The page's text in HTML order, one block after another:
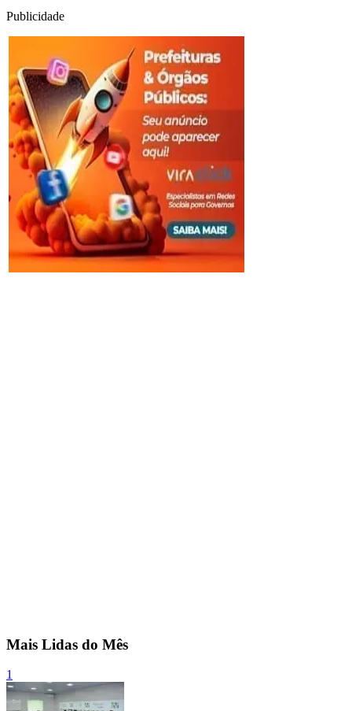
Publicidade
Mais Lidas do Mês
1